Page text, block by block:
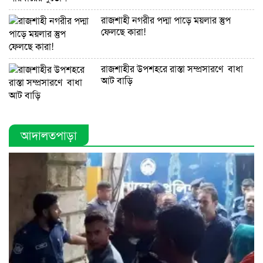
রাজশাহী নগরীর পদ্মা পাড়ে ময়লার স্তুপ
ফেলছে কারা!
রাজশাহীর উপশহরে রাস্তা সম্প্রসারণে বাধা
আট বাড়ি
আদালতপাড়া